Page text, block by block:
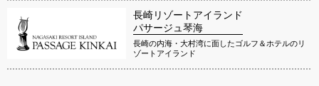
長崎リゾートアイランド
パサージュ琴海
長崎の内海・大村湾に面したゴルフ＆ホテルのリ
ゾートアイランド